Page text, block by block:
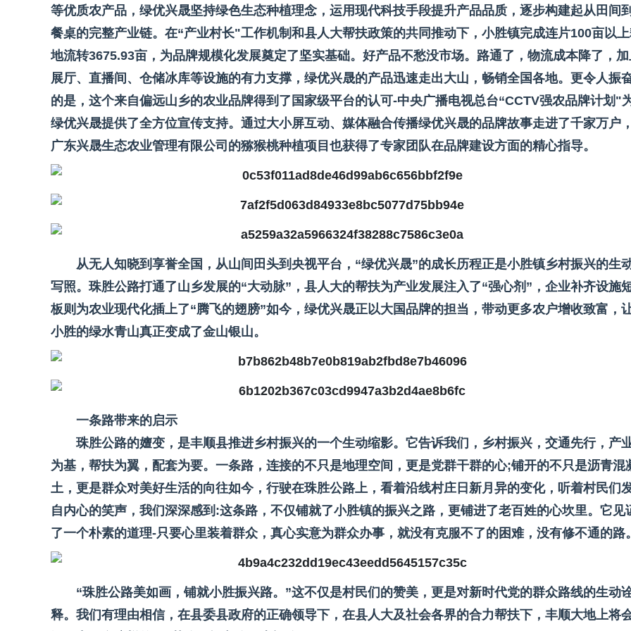
等优质农产品，绿优兴晟坚持绿色生态种植理念，运用现代科技手段提升产品品质，逐步构建起从田间到
餐桌的完整产业链。在“产业村长"工作机制和县人大帮扶政策的共同推动下，小胜镇完成连片100亩以
地流转3675.93亩，为品牌规模化发展奠定了坚实基础。好产品不愁没市场。路通了，物流成本降了，
展厅、直播间、仓储冰库等设施的有力支撑，绿优兴晟的产品迅速走出大山，畅销全国各地。更令人振
的是，这个来自偏远山乡的农业品牌得到了国家级平台的认可-中央广播电视总台“CCTV强农品牌计划"
绿优兴晟提供了全方位宣传支持。通过大小屏互动、媒体融合传播绿优兴晟的品牌故事走进了千家万户，
广东兴晟生态农业管理有限公司的猕猴桃种植项目也获得了专家团队在品牌建设方面的精心指导。
从无人知晓到享誉全国，从山间田头到央视平台，“绿优兴晟”的成长历程正是小胜镇乡村振兴的生
写照。珠胜公路打通了山乡发展的“大动脉”，县人大的帮扶为产业发展注入了“强心剂”，企业补齐设施
板则为农业现代化插上了“腾飞的翅膀”如今，绿优兴晟正以大国品牌的担当，带动更多农户增收致富，
小胜的绿水青山真正变成了金山银山。
一条路带来的启示
珠胜公路的嬗变，是丰顺县推进乡村振兴的一个生动缩影。它告诉我们，乡村振兴，交通先行，产
为基，帮扶为翼，配套为要。一条路，连接的不只是地理空间，更是党群干群的心;铺开的不只是沥青混
土，更是群众对美好生活的向往如今，行驶在珠胜公路上，看着沿线村庄日新月异的变化，听着村民们
自内心的笑声，我们深深感到:这条路，不仅铺就了小胜镇的振兴之路，更铺进了老百姓的心坎里。它见
了一个朴素的道理-只要心里装着群众，真心实意为群众办事，就没有克服不了的困难，没有修不通的路。
“珠胜公路美如画，铺就小胜振兴路。”这不仅是村民们的赞美，更是对新时代党的群众路线的生动
释。我们有理由相信，在县委县政府的正确领导下，在县人大及社会各界的合力帮扶下，丰顺大地上将